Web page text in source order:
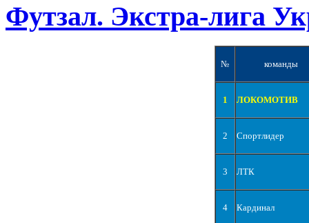
Футзал. Экстра-лига
№ команды
1 ЛОКОМОТИВ
2 Спортлидер
3 ЛТК
4 Кардинал